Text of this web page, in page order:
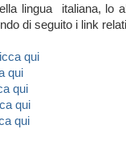
lingua italiana, lo
di seguito i link
qui
qui
qui
qui
qui